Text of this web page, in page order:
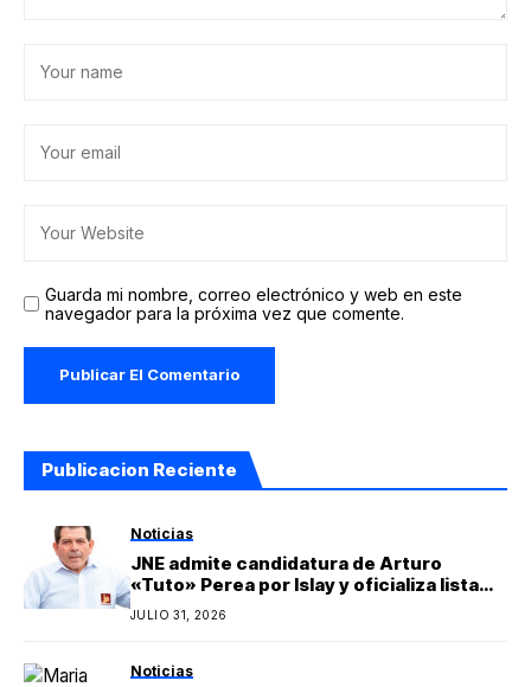
Guarda mi nombre, correo electrónico y web en este
navegador para la próxima vez que comente.
Publicacion Reciente
Noticias
JNE admite candidatura de Arturo
«Tuto» Perea por Islay y oficializa lista
regional de Yo Arequipa encabezada por
Berly Gonzales
JULIO 31, 2026
Noticias